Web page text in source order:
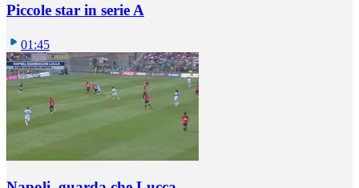
Piccole star in serie A
01:45